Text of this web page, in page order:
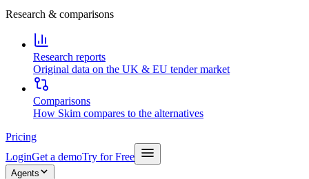
Research & comparisons
Research reports
Original data on the UK & EU tender market
Comparisons
How Skim compares to the alternatives
Pricing
LoginGet a demoTry for Free
Agents